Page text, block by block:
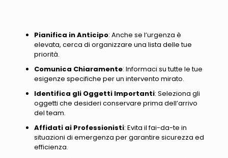
Pianifica in Anticipo: Anche se l’urgenza è
elevata, cerca di organizzare una lista delle tue
priorità.
Comunica Chiaramente: Informaci su tutte le tue
esigenze specifiche per un intervento mirato.
Identifica gli Oggetti Importanti: Seleziona gli
oggetti che desideri conservare prima dell’arrivo
del team.
Affidati ai Professionisti: Evita il fai-da-te in
situazioni di emergenza per garantire sicurezza ed
efficienza.